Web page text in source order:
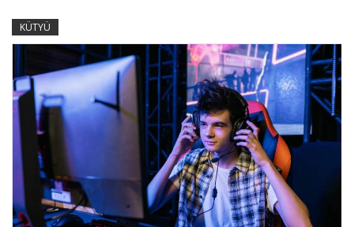
KÜTYÜ